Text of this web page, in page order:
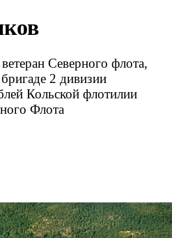
Северного флота,
2 дивизии
Кольской флотилии
Флота